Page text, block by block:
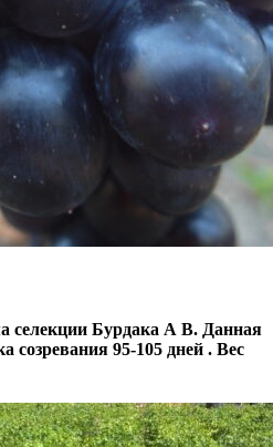
селекции Бурдака А В. Данная
созревания 95-105 дней . Вес